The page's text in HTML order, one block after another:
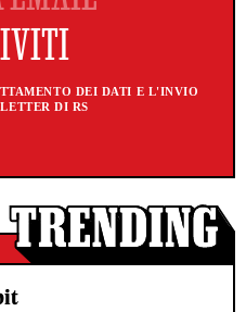
DEI DATI E L'INVIO
DI RS